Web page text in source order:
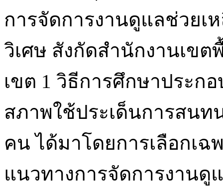
การจัดการงานดูแลช่วยเ
วิเศษ สังกัดสำนักงานเข
เขต 1 วิธีการศึกษาประก
สภาพใช้ประเด็นการสนท
คน ได้มาโดยการเลือกเฉ
แนวทางการจัดการงานดู